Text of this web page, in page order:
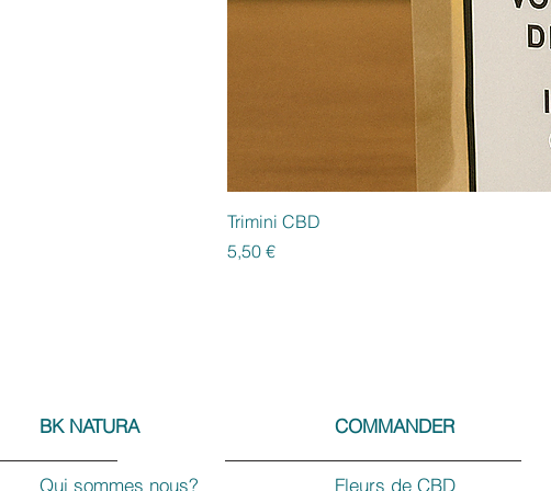
Trimini CBD
Prezzo
5,50 €
BK NATURA
Qui sommes nous?
COMMANDER
Fleurs de CBD